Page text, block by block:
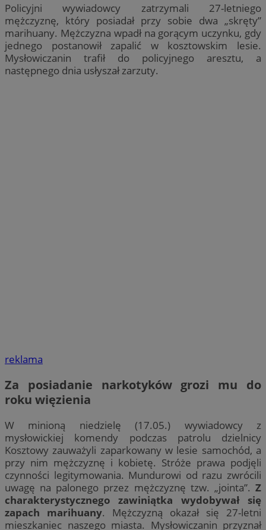
Policyjni wywiadowcy zatrzymali 27-letniego
mężczyznę, który posiadał przy sobie dwa „skręty”
marihuany. Mężczyzna wpadł na gorącym uczynku, gdy
jednego postanowił zapalić w kosztowskim lesie.
Mysłowiczanin trafił do policyjnego aresztu, a
następnego dnia usłyszał zarzuty.
reklama
Za posiadanie narkotyków grozi mu do
roku więzienia
W minioną niedzielę (17.05.) wywiadowcy z
mysłowickiej komendy podczas patrolu dzielnicy
Kosztowy zauważyli zaparkowany w lesie samochód, a
przy nim mężczyznę i kobietę. Stróże prawa podjęli
czynności legitymowania. Mundurowi od razu zwrócili
uwagę na palonego przez mężczyznę tzw. „jointa”. Z
charakterystycznego zawiniątka wydobywał się
zapach marihuany. Mężczyzną okazał się 27-letni
mieszkaniec naszego miasta. Mysłowiczanin przyznał